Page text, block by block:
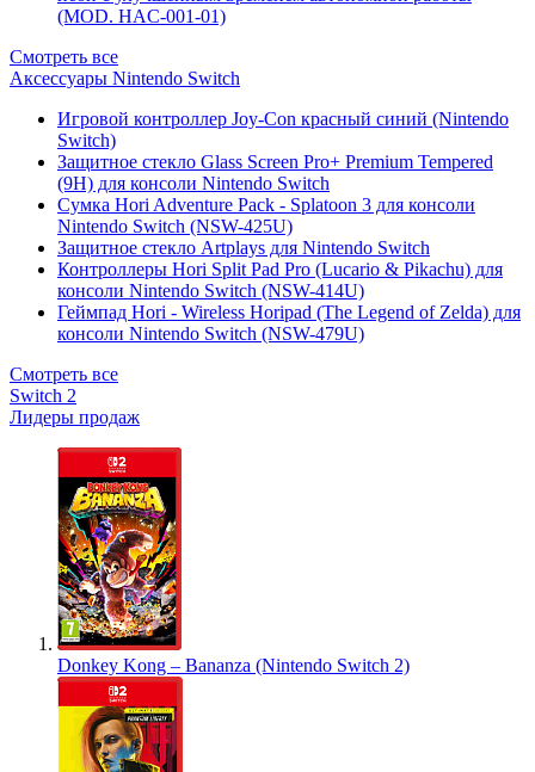
(MOD. HAC-001-01)
Смотреть все
Аксессуары Nintendo Switch
Игровой контроллер Joy-Con красный синий (Nintendo
Switch)
Защитное стекло Glass Screen Pro+ Premium Tempered
(9H) для консоли Nintendo Switch
Сумка Hori Adventure Pack - Splatoon 3 для консоли
Nintendo Switch (NSW-425U)
Защитное стекло Artplays для Nintendo Switch
Контроллеры Hori Split Pad Pro (Lucario & Pikachu) для
консоли Nintendo Switch (NSW-414U)
Геймпад Hori - Wireless Horipad (The Legend of Zelda) для
консоли Nintendo Switch (NSW-479U)
Смотреть все
Switch 2
Лидеры продаж
Donkey Kong – Bananza (Nintendo Switch 2)